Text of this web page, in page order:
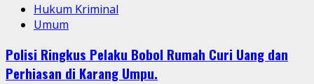
Hukum Kriminal
Umum
Polisi Ringkus Pelaku Bobol Rumah Curi Uang dan
Perhiasan di Karang Umpu.